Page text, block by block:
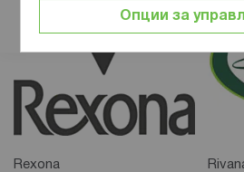
Rexona
Опции за